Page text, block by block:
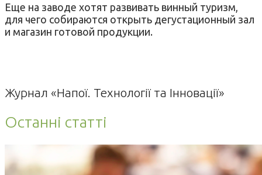
Еще на заводе хотят развивать винный туризм,
для чего собираются открыть дегустационный зал
и магазин готовой продукции.
Журнал «Напої. Технології та Інновації»
Останні статті